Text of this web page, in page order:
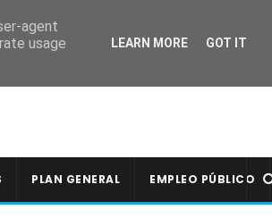
PLAN GENERAL EMPLEO PÚBLICO
agent
usage
LEARN MORE GOT IT